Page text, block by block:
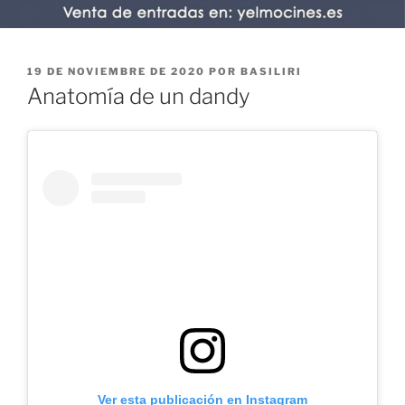
PUBLICADO
EL
19 DE NOVIEMBRE DE 2020 POR BASILIRI
Anatomía de un dandy
Ver esta publicación en Instagram